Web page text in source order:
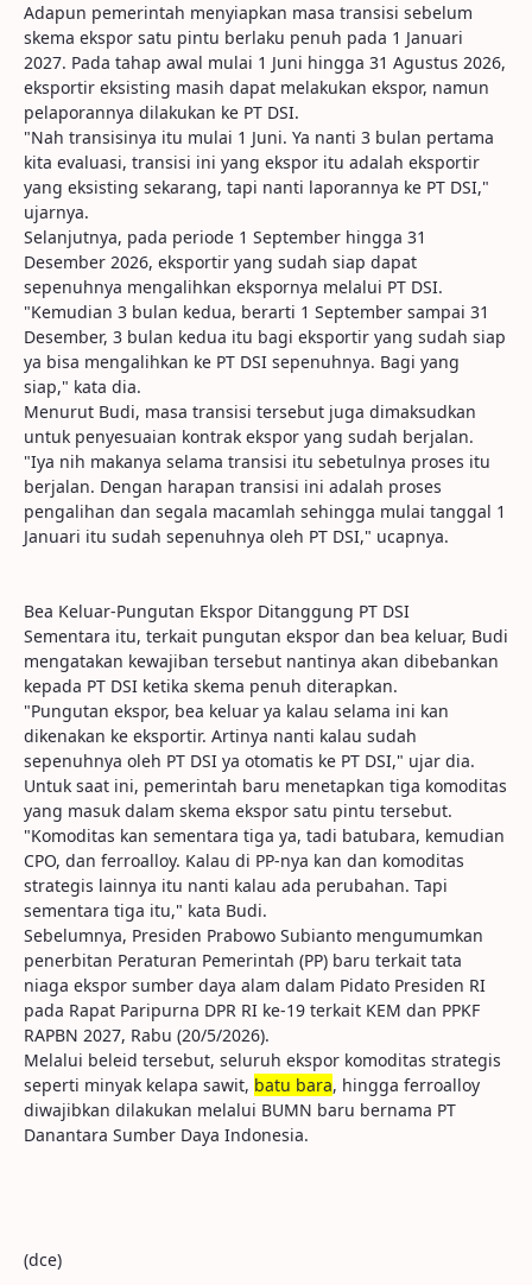
Adapun pemerintah menyiapkan masa transisi sebelum
skema ekspor satu pintu berlaku penuh pada 1 Januari
2027. Pada tahap awal mulai 1 Juni hingga 31 Agustus 2026,
eksportir eksisting masih dapat melakukan ekspor, namun
pelaporannya dilakukan ke PT DSI.
"Nah transisinya itu mulai 1 Juni. Ya nanti 3 bulan pertama
kita evaluasi, transisi ini yang ekspor itu adalah eksportir
yang eksisting sekarang, tapi nanti laporannya ke PT DSI,"
ujarnya.
Selanjutnya, pada periode 1 September hingga 31
Desember 2026, eksportir yang sudah siap dapat
sepenuhnya mengalihkan ekspornya melalui PT DSI.
"Kemudian 3 bulan kedua, berarti 1 September sampai 31
Desember, 3 bulan kedua itu bagi eksportir yang sudah siap
ya bisa mengalihkan ke PT DSI sepenuhnya. Bagi yang
siap," kata dia.
Menurut Budi, masa transisi tersebut juga dimaksudkan
untuk penyesuaian kontrak ekspor yang sudah berjalan.
"Iya nih makanya selama transisi itu sebetulnya proses itu
berjalan. Dengan harapan transisi ini adalah proses
pengalihan dan segala macamlah sehingga mulai tanggal 1
Januari itu sudah sepenuhnya oleh PT DSI," ucapnya.
Bea Keluar-Pungutan Ekspor Ditanggung PT DSI
Sementara itu, terkait pungutan ekspor dan bea keluar, Budi
mengatakan kewajiban tersebut nantinya akan dibebankan
kepada PT DSI ketika skema penuh diterapkan.
"Pungutan ekspor, bea keluar ya kalau selama ini kan
dikenakan ke eksportir. Artinya nanti kalau sudah
sepenuhnya oleh PT DSI ya otomatis ke PT DSI," ujar dia.
Untuk saat ini, pemerintah baru menetapkan tiga komoditas
yang masuk dalam skema ekspor satu pintu tersebut.
"Komoditas kan sementara tiga ya, tadi batubara, kemudian
CPO, dan ferroalloy. Kalau di PP-nya kan dan komoditas
strategis lainnya itu nanti kalau ada perubahan. Tapi
sementara tiga itu," kata Budi.
Sebelumnya, Presiden Prabowo Subianto mengumumkan
penerbitan Peraturan Pemerintah (PP) baru terkait tata
niaga ekspor sumber daya alam dalam Pidato Presiden RI
pada Rapat Paripurna DPR RI ke-19 terkait KEM dan PPKF
RAPBN 2027, Rabu (20/5/2026).
Melalui beleid tersebut, seluruh ekspor komoditas strategis
seperti minyak kelapa sawit, batu bara, hingga ferroalloy
diwajibkan dilakukan melalui BUMN baru bernama PT
Danantara Sumber Daya Indonesia.
(dce)